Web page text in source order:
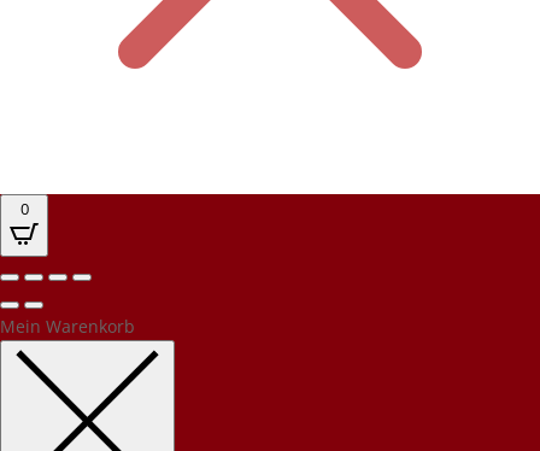
0
Mein Warenkorb
Kundenbewertungen und Erfahrungen zu
PEC Party-Event-Catering